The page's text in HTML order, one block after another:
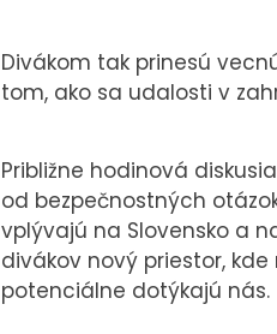
Divákom tak prinesú
tom, ako sa udalosti v
Približne hodinová
od bezpečnostných
vplývajú na Slovensko a
divákov nový priestor,
potenciálne dotýkajú nás.